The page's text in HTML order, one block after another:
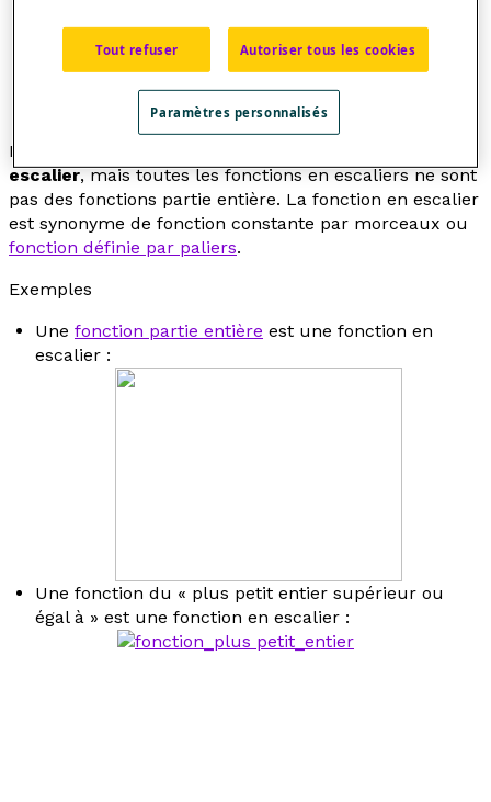
La
escalier, mais toutes les fonctions en escaliers ne sont
pas des fonctions partie entière. La fonction en escalier
est synonyme de fonction constante par morceaux ou
fonction définie par paliers.
Exemples
Une fonction partie entière est une fonction en
escalier :
Une fonction du « plus petit entier supérieur ou
égal à » est une fonction en escalier :
Tout refuser Autoriser tous les cookies
Paramètres personnalisés